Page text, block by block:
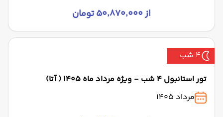
از ۵۰٬۸۷۰٬۰۰۰ تومان
4 شب
تور استانبول 4 شب - ویژه مرداد ماه 1405 ( آتا)
مرداد 1405